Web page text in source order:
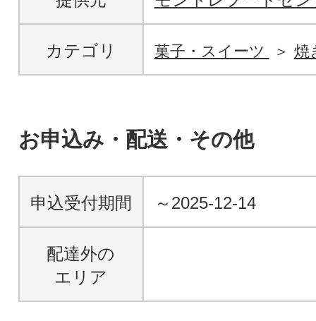
カテゴリ 菓子・スイーツ 焼
お申込み・配送・その他
申込受付期間 ～2025-12-14
配達外の
エリア